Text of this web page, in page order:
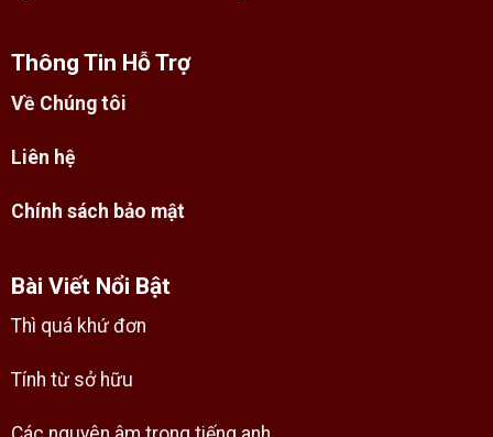
Thông Tin Hỗ Trợ
Về Chúng tôi
Liên hệ
Chính sách bảo mật
Bài Viết Nổi Bật
Thì quá khứ đơn
Tính từ sở hữu